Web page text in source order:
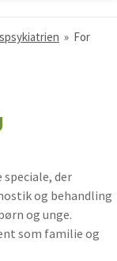
» For
der
og behandling
og unge.
som familie og